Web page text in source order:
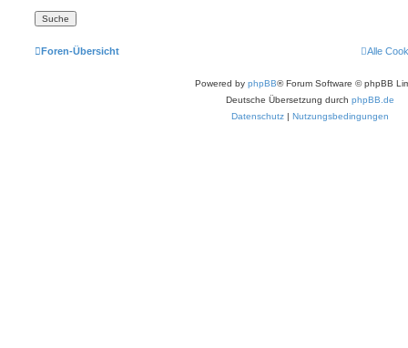
Foren-Übersicht Alle
Powered by phpBB® Forum Software © phpBB
Deutsche Übersetzung durch phpBB.de
Datenschutz | Nutzungsbedingungen